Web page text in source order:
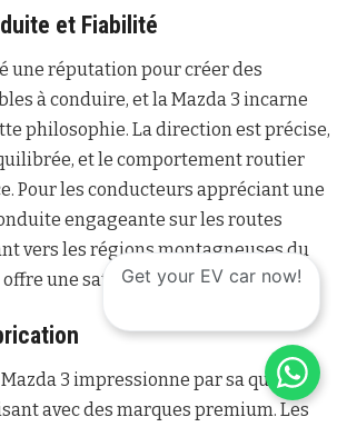
et Fiabilité
une réputation pour créer des
à conduire, et la Mazda 3 incarne
philosophie. La direction est précise,
et le comportement routier
Pour les conducteurs appréciant une
engageante sur les routes
vers les régions montagneuses du
offre une satisfaction supérieure.
3 impressionne par sa qualité
avec des marques premium. Les
Get your EV car now!